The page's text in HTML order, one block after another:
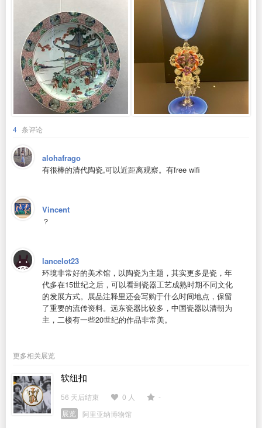
4 条评论
alohafrago
有很棒的清代陶瓷,可以近距离观察。有free wifi
Vincent
？
lancelot23
环境非常好的美术馆，以陶瓷为主题，其实更多是瓷，年
代多在15世纪之后，可以看到瓷器工艺成熟时期不同文化
的发展方式。展品注释里还会写购于什么时间地点，保留
了重要的流传资料。远东瓷器比较多，中国瓷器以清朝为
主，二楼有一些20世纪的作品非常美。
更多相关展览
软纽扣
56 天后结束 0 人
-
展览
阿里亚纳博物馆